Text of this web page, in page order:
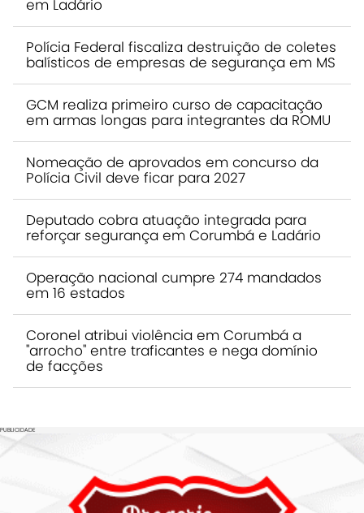
em Ladário
Polícia Federal fiscaliza destruição de coletes
balísticos de empresas de segurança em MS
GCM realiza primeiro curso de capacitação
em armas longas para integrantes da ROMU
Nomeação de aprovados em concurso da
Polícia Civil deve ficar para 2027
Deputado cobra atuação integrada para
reforçar segurança em Corumbá e Ladário
Operação nacional cumpre 274 mandados
em 16 estados
Coronel atribui violência em Corumbá a
"arrocho" entre traficantes e nega domínio
de facções
PUBLICIDADE